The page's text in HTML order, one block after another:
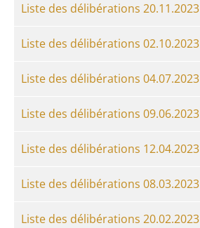
Liste des délibérations 20.11.2023
Liste des délibérations 02.10.2023
Liste des délibérations 04.07.2023
Liste des délibérations 09.06.2023
Liste des délibérations 12.04.2023
Liste des délibérations 08.03.2023
Liste des délibérations 20.02.2023